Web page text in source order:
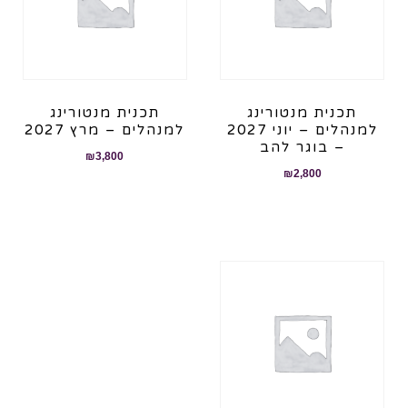
תכנית מנטורינג
למנהלים – יוני 2027
– בוגר להב
₪2,800
תכנית מנטורינג
למנהלים – מרץ 2027
₪3,800